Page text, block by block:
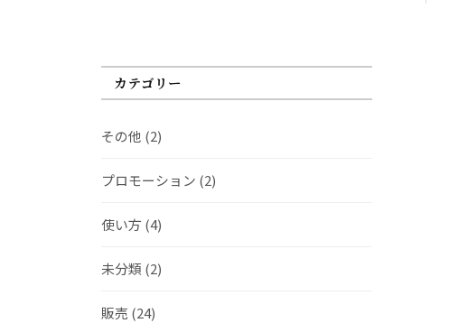
カテゴリー
その他 (2)
プロモーション (2)
使い方 (4)
未分類 (2)
販売 (24)